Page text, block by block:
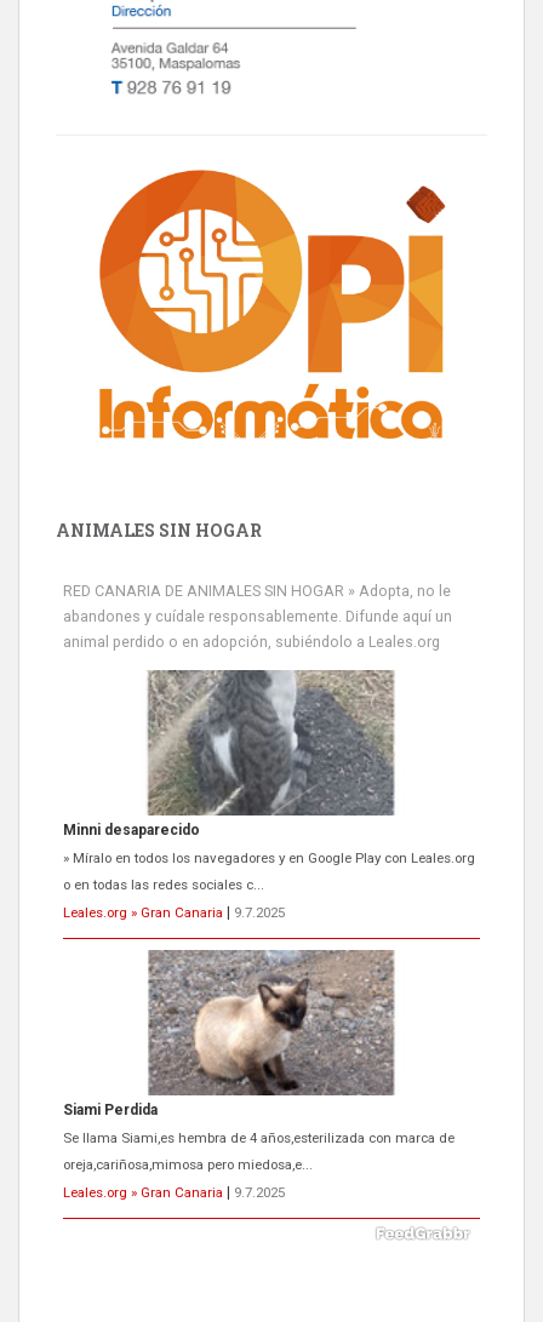
ANIMALES SIN HOGAR
RED CANARIA DE ANIMALES SIN HOGAR » Adopta, no le
abandones y cuídale responsablemente. Difunde aquí un
animal perdido o en adopción, subiéndolo a Leales.org
Minni desaparecido
» Míralo en todos los navegadores y en Google Play con Leales.org
o en todas las redes sociales c...
Leales.org » Gran Canaria
9.7.2025
Siami Perdida
Se llama Siami,es hembra de 4 años,esterilizada con marca de
oreja,cariñosa,mimosa pero miedosa,e...
Leales.org » Gran Canaria
9.7.2025